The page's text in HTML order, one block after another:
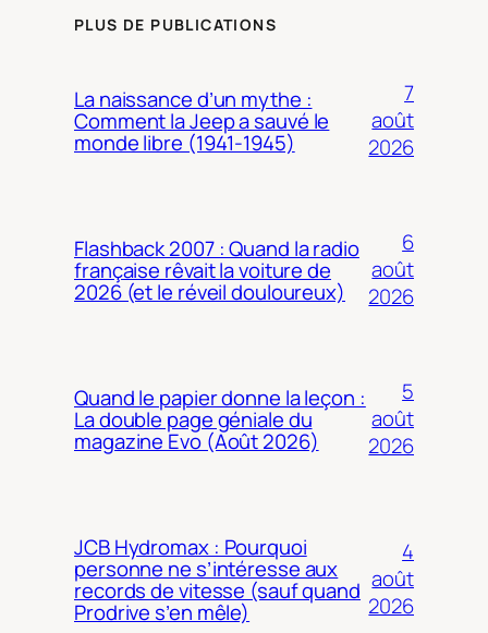
PLUS DE PUBLICATIONS
La naissance d’un mythe :
Comment la Jeep a sauvé le
monde libre (1941-1945)
7
août
2026
Flashback 2007 : Quand la radio
française rêvait la voiture de
2026 (et le réveil douloureux)
6
août
2026
Quand le papier donne la leçon :
La double page géniale du
magazine Evo (Août 2026)
5
août
2026
JCB Hydromax : Pourquoi
personne ne s’intéresse aux
records de vitesse (sauf quand
Prodrive s’en mêle)
4
août
2026